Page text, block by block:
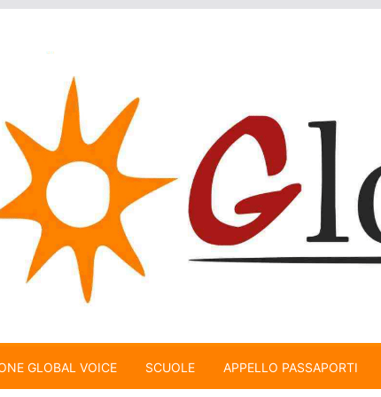
GLOBAL VOICE SCUOLE APPELLO PASSAPORTI